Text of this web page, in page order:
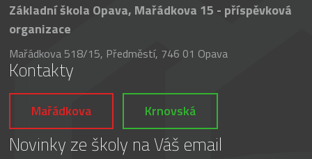
Základní škola Opava, Mařádkova 15 - příspěvková
organizace
Mařádkova 518/15, Předměstí, 746 01 Opava
Kontakty
Mařádkova Krnovská
Novinky ze školy na Váš email